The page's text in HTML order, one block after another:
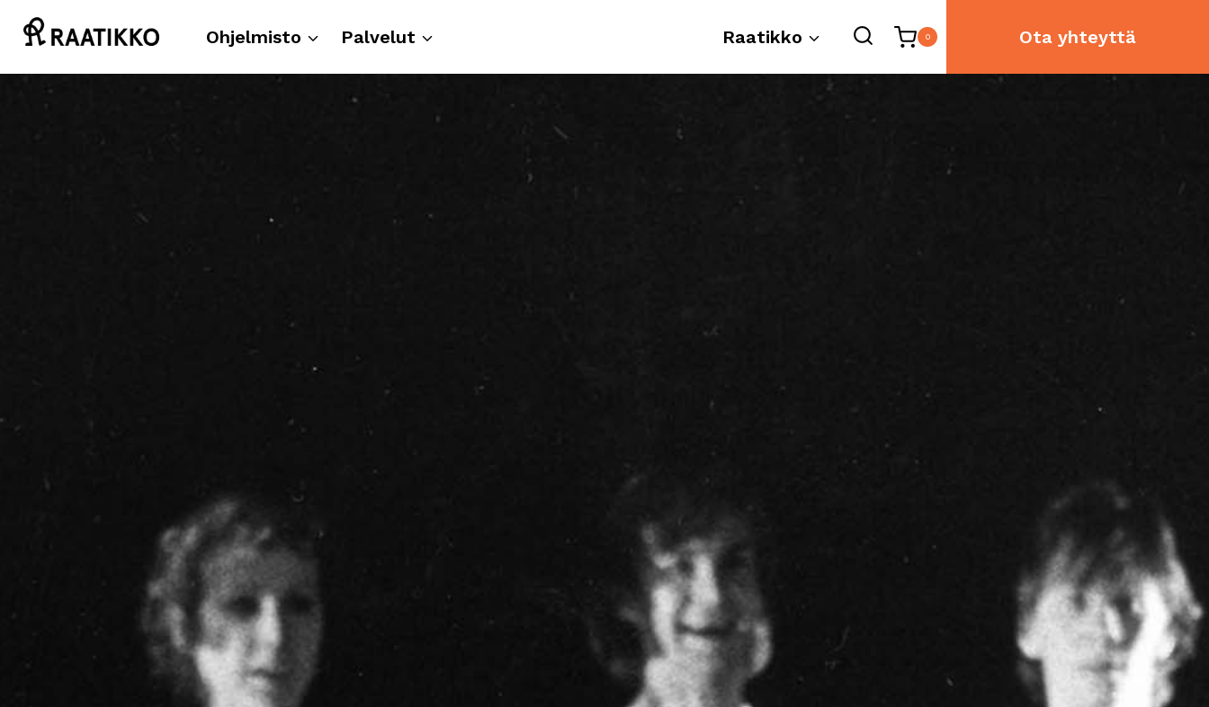
Siirry
sisältöön
Ohjelmisto Palvelut Raatikko 0 Ota yhteyttä